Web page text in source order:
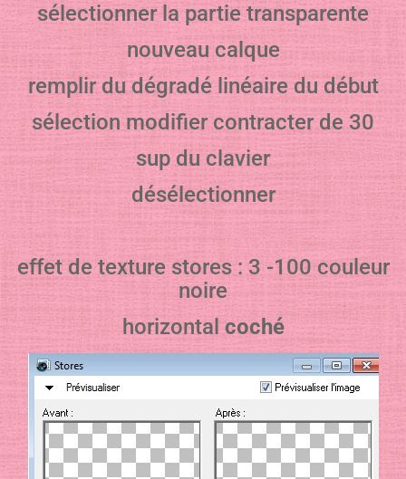
sélectionner la partie transparente
nouveau calque
remplir du dégradé linéaire du début
sélection modifier contracter de 30
sup du clavier
désélectionner
effet de texture stores : 3 -100 couleur
noire
horizontal coché